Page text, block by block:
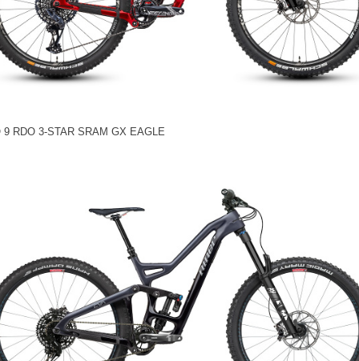
9 RDO 3-STAR SRAM GX EAGLE